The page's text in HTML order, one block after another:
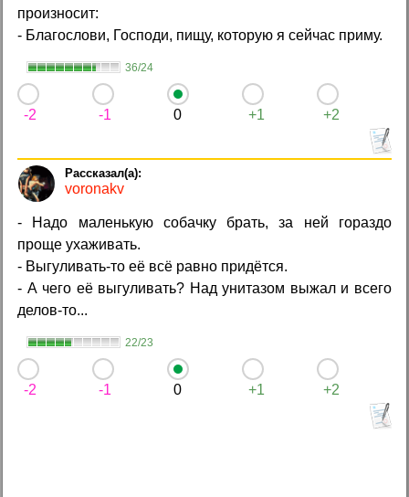
произносит:
- Благослови, Господи, пищу, которую я сейчас приму.
36/24
-2 -1 0 +1 +2
voronakv
- Надо маленькую собачку брать, за ней гораздо
проще ухаживать.
- Выгуливать-то её всё равно придётся.
- А чего её выгуливать? Над унитазом выжал и всего
делов-то...
22/23
-2 -1 0 +1 +2